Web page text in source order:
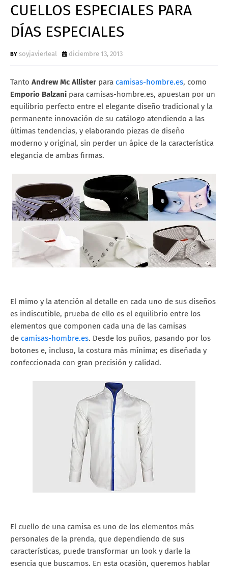
CUELLOS ESPECIALES PARA
DÍAS ESPECIALES
soyjavierleal diciembre 13, 2013
Tanto Andrew Mc Allister para camisas-hombre.es, como
Emporio Balzani para camisas-hombre.es, apuestan por un
equilibrio perfecto entre el elegante diseño tradicional y la
permanente innovación de su catálogo atendiendo a las
últimas tendencias, y elaborando piezas de diseño
moderno y original, sin perder un ápice de la característica
elegancia de ambas firmas.
El mimo y la atención al detalle en cada uno de sus diseños
es indiscutible, prueba de ello es el equilibrio entre los
elementos que componen cada una de las camisas
de camisas-hombre.es. Desde los puños, pasando por los
botones e, incluso, la costura más mínima; es diseñada y
confeccionada con gran precisión y calidad.
El cuello de una camisa es uno de los elementos más
personales de la prenda, que dependiendo de sus
características, puede transformar un look y darle la
esencia que buscamos. En esta ocasión, queremos hablar